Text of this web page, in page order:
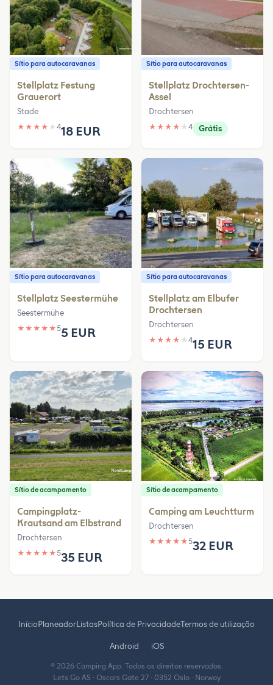
Sítio para autocaravanas
Stellplatz Festung
Grauerort
Stade
★ ★ ★ ★ ★ 418 EUR
Sítio para autocaravanas
Stellplatz Drochtersen-
Assel
Drochtersen
★ ★ ★ ★ ★ 4 Grátis
Sítio para autocaravanas
Stellplatz Seestermühe
Seestermühe
★ ★ ★ ★ ★55 EUR
Sítio para autocaravanas
Stellplatz am Elbufer
Drochtersen
Drochtersen
★ ★ ★ ★ ★ 415 EUR
Sítio de acampamento
Campingplatz-
Krautsand am Elbstrand
Drochtersen
★ ★ ★ ★ ★535 EUR
Sítio de acampamento
Camping am Leuchtturm
Drochtersen
★ ★ ★ ★ ★532 EUR
InícioPlaneadorListasPolítica de PrivacidadeTermos de utilização
Android iOS
© 2026 Camping App. Todos os direitos reservados.
Lets Go AS · Oscars Gate 27 · 0352 Oslo · Norway